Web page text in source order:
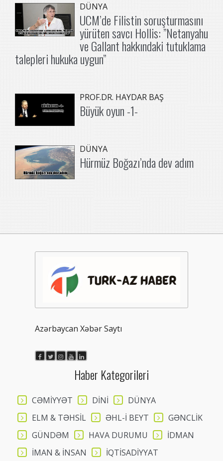
DÜNYA
UCM’de Filistin soruşturmasını
yürüten savcı Hollis: ”Netanyahu
ve Gallant hakkındaki tutuklama
talepleri hukuka uygun”
PROF.DR. HAYDAR BAŞ
Büyük oyun -1-
DÜNYA
Hürmüz Boğazı’nda dev adım
Azərbaycan Xəbər Saytı
Haber Kategorileri
CƏMİYYƏT DİNİ
DÜNYA
ELM & TƏHSİL
ƏHL-İ BEYT
GƏNCLİK
GÜNDƏM
HAVA DURUMU
İDMAN
İMAN & İNSAN
İQTİSADİYYAT